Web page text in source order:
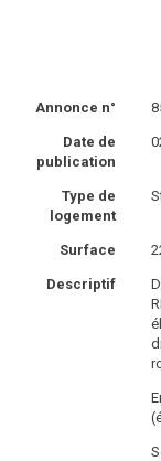
Annonce n°
Date de
publication
Type de
logement
Surface
Descriptif